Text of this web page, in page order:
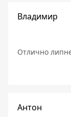
Владимир
Отлично
Антон